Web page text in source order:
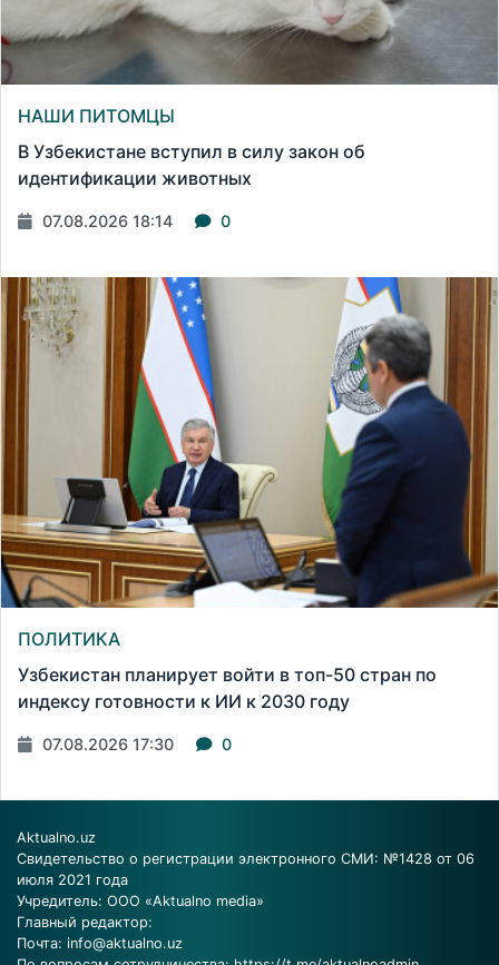
НАШИ ПИТОМЦЫ
В Узбекистане вступил в силу закон об
идентификации животных
07.08.2026 18:14 0
ПОЛИТИКА
Узбекистан планирует войти в топ-50 стран по
индексу готовности к ИИ к 2030 году
07.08.2026 17:30 0
Aktualno.uz
Свидетельство о регистрации электронного СМИ: №1428 от 06
июля 2021 года
Учредитель: ООО «Aktualno media»
Главный редактор:
Почта: info@aktualno.uz